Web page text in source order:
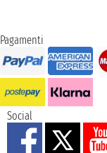
Pagamenti
Social